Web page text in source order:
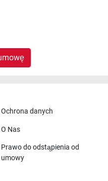
Ochrona danych
O Nas
Prawo do odstąpienia od
umowy